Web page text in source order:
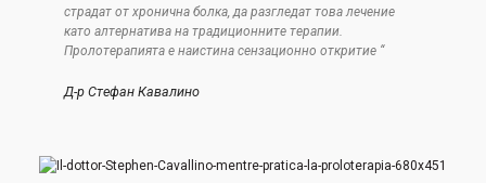
страдат от хронична болка, да разгледат това лечение
като алтернатива на традиционните терапии.
Пролотерапията е наистина сензационно откритие “
Д-р Стефан Кавалино